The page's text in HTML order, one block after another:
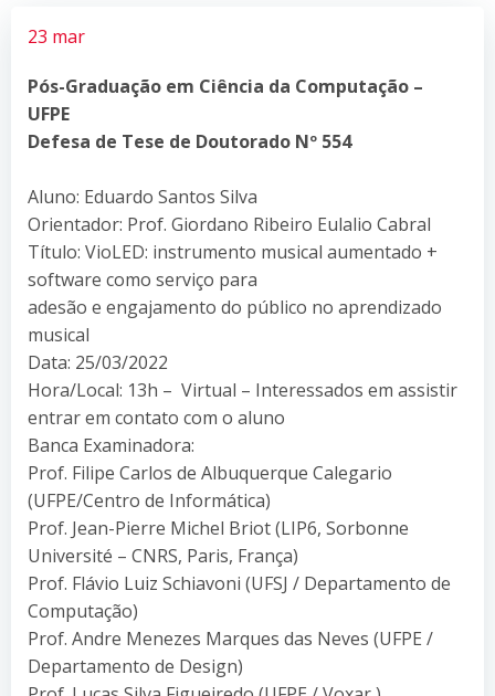
23 mar
Pós-Graduação em Ciência da Computação –
UFPE
Defesa de Tese de Doutorado Nº 554
Aluno: Eduardo Santos Silva
Orientador: Prof. Giordano Ribeiro Eulalio Cabral
Título: VioLED: instrumento musical aumentado +
software como serviço para
adesão e engajamento do público no aprendizado
musical
Data: 25/03/2022
Hora/Local: 13h – Virtual – Interessados em assistir
entrar em contato com o aluno
Banca Examinadora:
Prof. Filipe Carlos de Albuquerque Calegario
(UFPE/Centro de Informática)
Prof. Jean-Pierre Michel Briot (LIP6, Sorbonne
Université – CNRS, Paris, França)
Prof. Flávio Luiz Schiavoni (UFSJ / Departamento de
Computação)
Prof. Andre Menezes Marques das Neves (UFPE /
Departamento de Design)